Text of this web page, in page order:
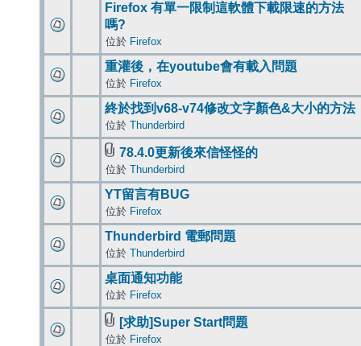
Firefox 有單一限制這軟體下載限速的方法
嗎?
位於 Firefox
重灌後，在youtube會有載入問題
位於 Firefox
終於找到v68-v74修改文字顏色&大小的方法
位於 Thunderbird
78.4.0更新後來信怪怪的
位於 Thunderbird
YT留言有BUG
位於 Firefox
Thunderbird 電郵問題
位於 Thunderbird
桌面通知功能
位於 Firefox
[求助]Super Start問題
位於 Firefox